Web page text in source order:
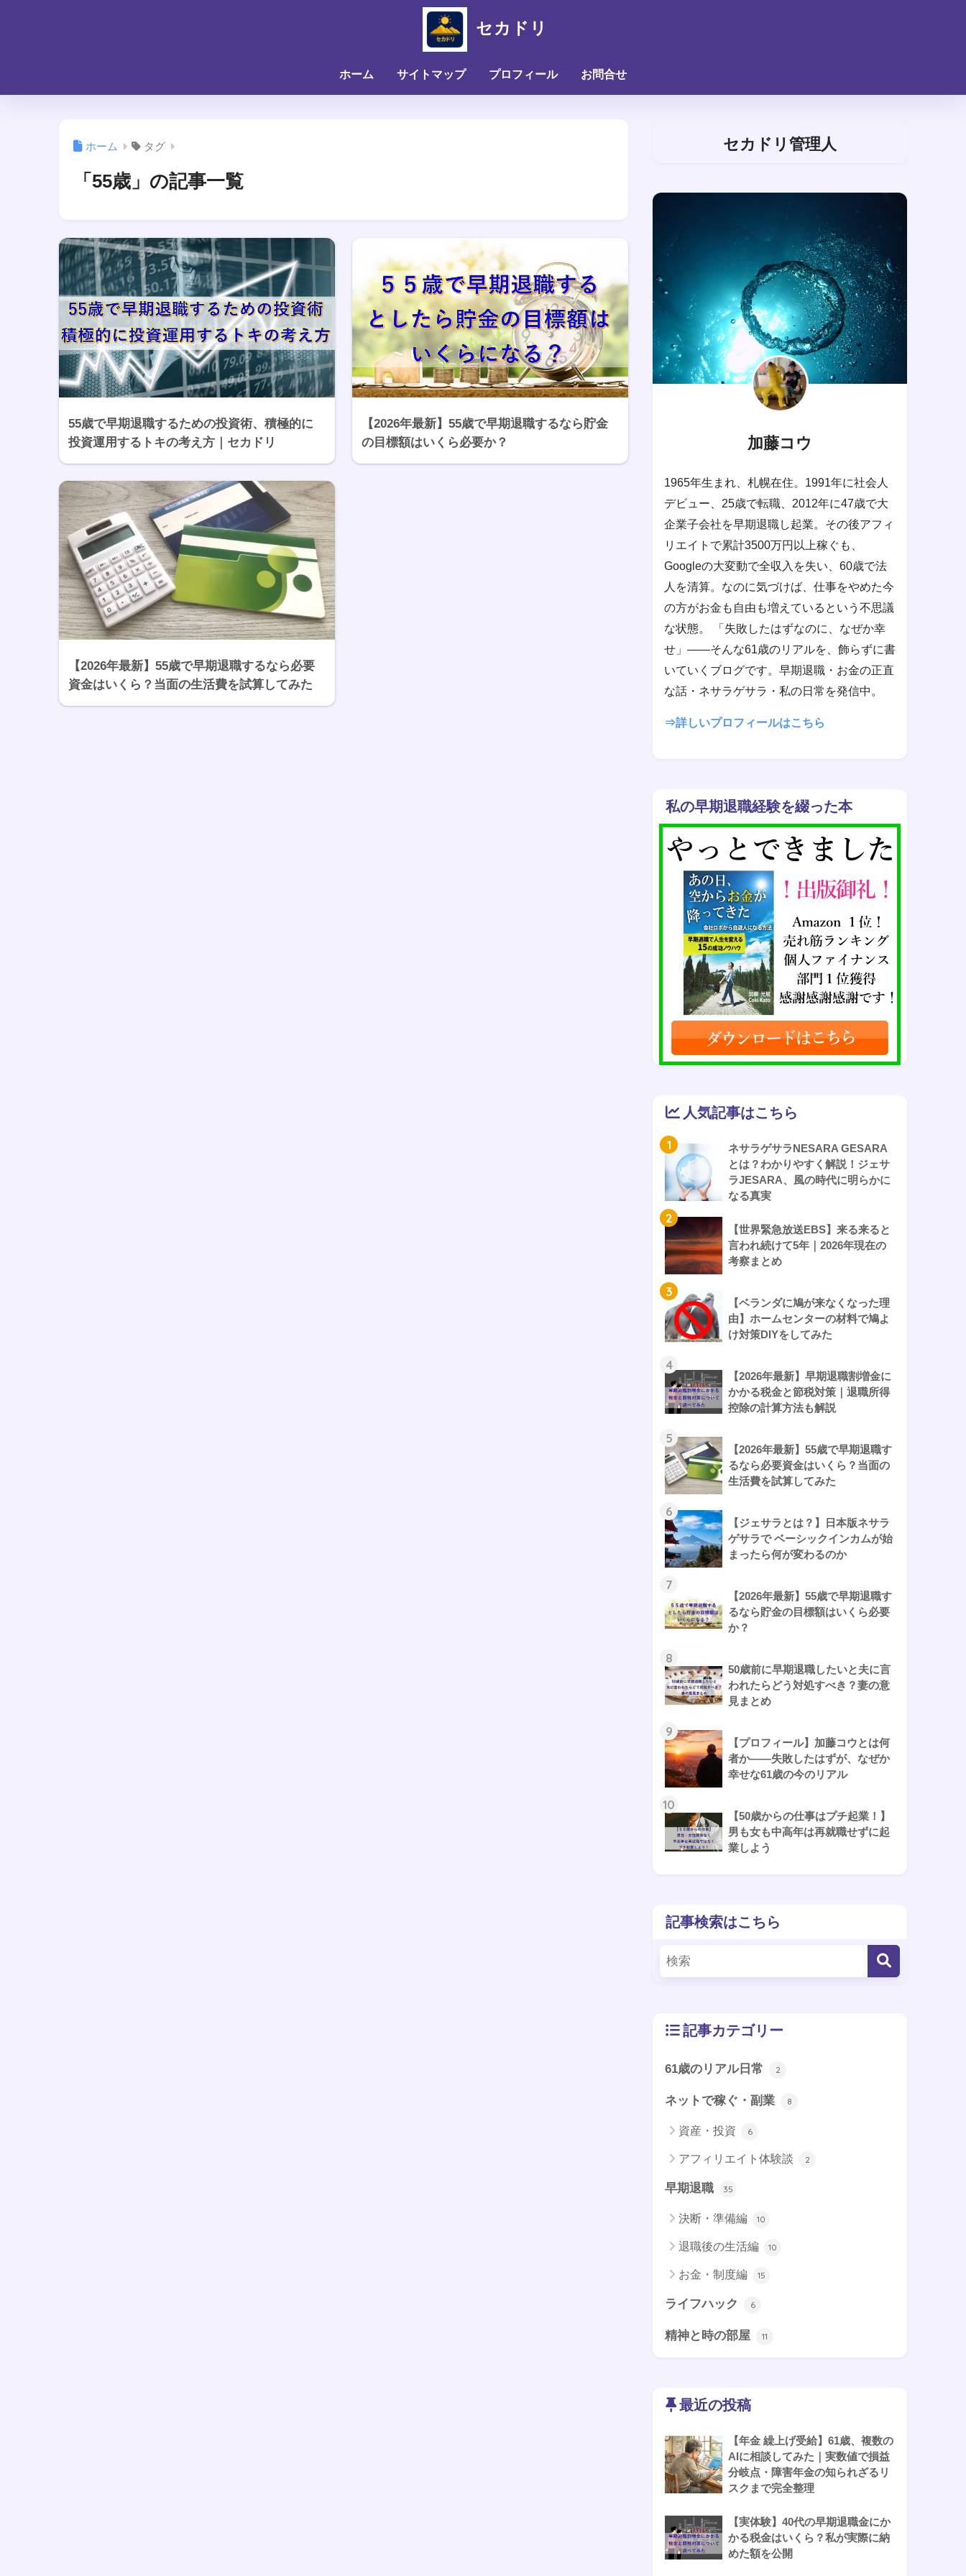
セカドリ
ホーム サイトマップ プロフィール お問合せ
ホーム タグ
「55歳」の記事一覧
55歳で早期退職するための投資術、積極的に
投資運用するトキの考え方｜セカドリ
【2026年最新】55歳で早期退職するなら貯金
の目標額はいくら必要か？
【2026年最新】55歳で早期退職するなら必要
資金はいくら？当面の生活費を試算してみた
セカドリ管理人
加藤コウ
1965年生まれ、札幌在住。1991年に社会人
デビュー、25歳で転職、2012年に47歳で大
企業子会社を早期退職し起業。その後アフィ
リエイトで累計3500万円以上稼ぐも、
Googleの大変動で全収入を失い、60歳で法
人を清算。なのに気づけば、仕事をやめた今
の方がお金も自由も増えているという不思議
な状態。 「失敗したはずなのに、なぜか幸
せ」——そんな61歳のリアルを、飾らずに書
いていくブログです。早期退職・お金の正直
な話・ネサラゲサラ・私の日常を発信中。
⇒詳しいプロフィールはこちら
私の早期退職経験を綴った本
人気記事はこちら
1
ネサラゲサラNESARA GESARA
とは？わかりやすく解説！ジェサ
ラJESARA、風の時代に明らかに
なる真実
2
【世界緊急放送EBS】来る来ると
言われ続けて5年｜2026年現在の
考察まとめ
3
【ベランダに鳩が来なくなった理
由】ホームセンターの材料で鳩よ
け対策DIYをしてみた
4
【2026年最新】早期退職割増金に
かかる税金と節税対策｜退職所得
控除の計算方法も解説
5
【2026年最新】55歳で早期退職す
るなら必要資金はいくら？当面の
生活費を試算してみた
6
【ジェサラとは？】日本版ネサラ
ゲサラで ベーシックインカムが始
まったら何が変わるのか
7
【2026年最新】55歳で早期退職す
るなら貯金の目標額はいくら必要
か？
8
50歳前に早期退職したいと夫に言
われたらどう対処すべき？妻の意
見まとめ
9
【プロフィール】加藤コウとは何
者か——失敗したはずが、なぜか
幸せな61歳の今のリアル
10
【50歳からの仕事はプチ起業！】
男も女も中高年は再就職せずに起
業しよう
記事検索はこちら
記事カテゴリー
61歳のリアル日常 2
ネットで稼ぐ・副業 8
資産・投資 6
アフィリエイト体験談 2
早期退職 35
決断・準備編 10
退職後の生活編 10
お金・制度編 15
ライフハック 6
精神と時の部屋 11
最近の投稿
【年金 繰上げ受給】61歳、複数の
AIに相談してみた｜実数値で損益
分岐点・障害年金の知られざるリ
スクまで完全整理
【実体験】40代の早期退職金にか
かる税金はいくら？私が実際に納
めた額を公開